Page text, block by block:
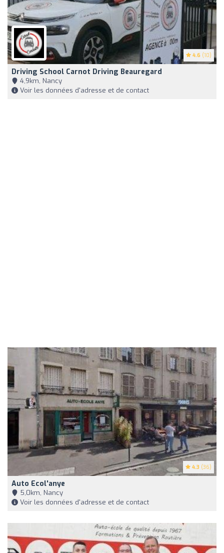
4.6 (10)
Driving School Carnot Driving Beauregard
4,9km, Nancy
Voir les données d'adresse et de contact
4.3 (36)
Auto Ecol'anye
5,0km, Nancy
Voir les données d'adresse et de contact